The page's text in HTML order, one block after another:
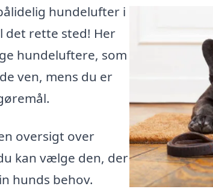
hundelufter i
det rette sted! Her
hundeluftere, som
ven, mens du er
oversigt over
kan vælge den, der
hunds behov.